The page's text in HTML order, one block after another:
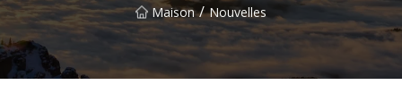
Maison / Nouvelles